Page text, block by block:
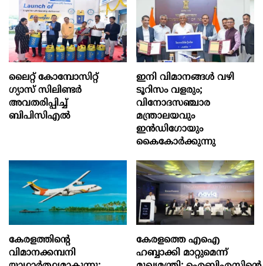
ലൈറ്റ് കോമ്പോസിറ്റ്
ഗ്യാസ് സിലിണ്ടർ
അവതരിപ്പിച്ച്
ബിപിസിഎൽ
ഇനി വിമാനങ്ങള്‍ വഴി
ടൂറിസം വളരും;
വിനോദസഞ്ചാര
മന്ത്രാലയവും
ഇന്‍ഡിഗോയും
കൈകോര്‍ക്കുന്നു
കേരളത്തിന്റെ
വിമാനക്കമ്പനി
കേരളത്തെ എഐ
ഹബ്ബാക്കി മാറ്റുമെന്ന്